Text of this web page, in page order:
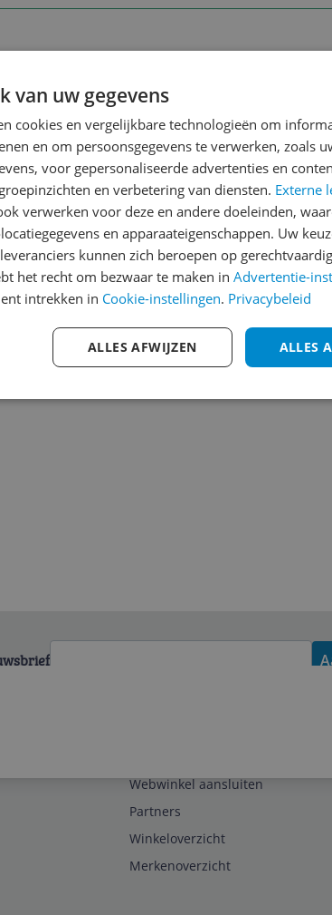
Er zijn nog geen
Heb jij dit product in bezit
met het schrijven van je
een review gemiddeld
andere bezoekers een
€250,-! Klik hier voor de
Cijfer
Welk cijfer geef jij dit
3
1
Webwinkel aansluiten
Partners
Winkeloverzicht
Merkenoverzicht
van uw gegevens
cookies en vergelijkbare technologieën om
en om persoonsgegevens te verwerken, zoals
voor gepersonaliseerde advertenties en
en verbetering van diensten. Externe
verwerken voor deze en andere doeleinden,
en apparaateigenschappen. Uw
kunnen zich beroepen op
het recht om bezwaar te maken in Advertentie-
intrekken in Cookie-instellingen. Privacybeleid
ALLES
ALLES AFWIJZEN